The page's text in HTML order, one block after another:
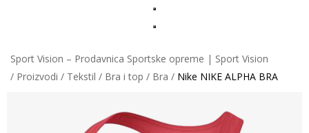
Sport Vision – Prodavnica Sportske opreme | Sport Vision
Proizvodi
Tekstil Bra i top Bra Nike NIKE ALPHA BRA